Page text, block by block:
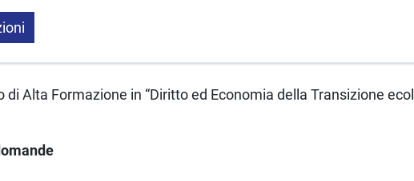
Alta Formazione in “Diritto ed Economia della Transizione